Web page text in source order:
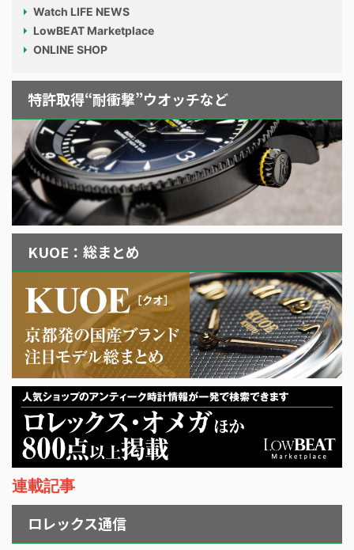
Watch LIFE NEWS
LowBEAT Marketplace
ONLINE SHOP
特許取得“耐衝撃”ウオッチなど
KUOE：総まとめ
連載記事
ロレックス通信